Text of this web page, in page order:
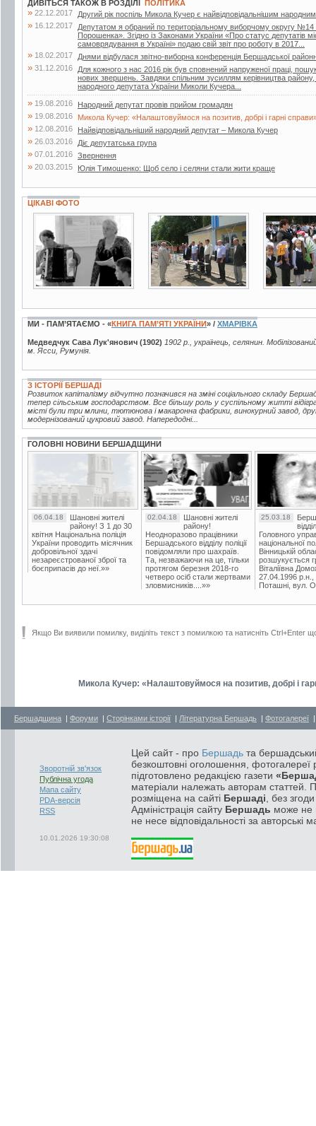
ДИВІТЬСЯ ТАКОЖ В РОЗДІЛІ ПОЛІТИКА
» 22.12.2017 Другий рік поспіль Микола Кучер є найвідповідальнішим
» 16.12.2017
Депутатом я обраний по територіальному виборчому округу №14
Порошенка». Згідно із Законами України «Про статус депутатів
самоврядування в Україні» подаю свій звіт про роботу в 2017...
» 18.02.2017 Днями відбулася звітно-виборна конференція Бершадської
» 31.12.2016
Для кожного з нас 2016 рік був сповнений напруженої праці,
нових звершень. Завдяки спільним зусиллям керівництва району,
народного депутата України Миколи Кучера...
» 19.08.2016 Народний депутат провів прийом громадян
» 19.08.2016 Микола Кучер: «Налаштовуймося на позитив, добрі і гарні
» 12.08.2016 Найвідповідальніший народний депутат – Микола Кучер
» 26.03.2016 Діє депутатська група
» 07.01.2016 Звернення
» 20.03.2015 Юлія Тимошенко: Щоб село і селяни стали жити краще
ЦІКАВІ ФОТО
3 фото 3 фото 5 фото
МИ - ПАМ’ЯТАЄМО - «КНИГА ПАМ’ЯТІ УКРАЇНИ» / ХМАРІВКА
Медведчук Сава Лук'янович (1902) 1902 р., українець, селянин.
м. Ясси, Румунія.
З ІСТОРІЇ БЕРШАДІ
Розвиток капіталізму відчутно позначився на зміні соціального складу
тепер сільським господарством. Все більшу роль у суспільному житті
місті були три млини, тютюнова і макаронна фабрики, винокурний завод,
модернізований цукровий завод. Напередодні...
ГОЛОВНІ НОВИНИ БЕРШАДЩИНИ
06.04.18
Шановні жителі
району! З 1 до 30
квітня Національна поліція
України проводить місячник
добровільної здачі
незареєстрованої зброї та
боєприпасів до неї.»»
02.04.18
Шановні жителі
району!
Неодноразово працівники
Бершадського відділу поліції
повідомляли про шахраїв.
Та, незважаючи на це, тільки
протягом березня 2018-го
четверо осіб стали жертвами
зловмисників....»»
25.03.18
Головного
національної
Вінницькій
розшукується
Віталіївна
27.04.1996 р.н.,
Поташні, вул.
Якщо Ви виявили помилку, виділіть текст з помилкою та натисніть Ctrl+Enter
Микола Кучер: «Налаштовуймося на позитив, добрі і
Бершадщина | Форуми | Сторінками історії | Літературна Бершадь | Фотогалереї
Зворотній зв'язок
Публічна угода
Мапа сайту
PDA-версія
RSS
10.01.2026 19:30:08
Цей сайт - про Бершадь та
безкоштовні оголошення, фотогалереї
підготовлено редакцією газети
матеріали належать авторам статтей.
розміщена на сайті Бершаді , без
Адміністрація сайту Бершадь може не
не несе відповідальності за авторські